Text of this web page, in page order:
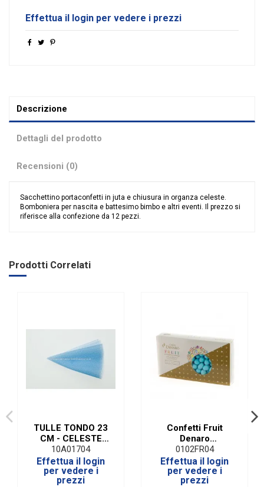
Effettua il login per vedere i prezzi
Descrizione
Dettagli del prodotto
Recensioni (0)
Sacchettino portaconfetti in juta e chiusura in organza celeste.
Bomboniera per nascita e battesimo bimbo e altri eventi. Il prezzo si
riferisce alla confezione da 12 pezzi.
Prodotti Correlati
TULLE TONDO 23
CM - CELESTE
(CF. 50 PZ)
10A01704
Effettua il login
per vedere i
prezzi
Confetti Fruit
Denaro
Cioccomandorla
Alla Frutta Senza
Glutine Celeste|1
KG
0102FR04
Effettua il login
per vedere i
prezzi